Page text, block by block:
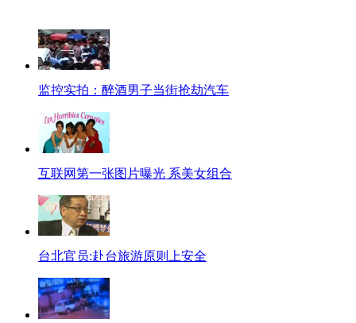
监控实拍：醉酒男子当街抢劫汽车
互联网第一张图片曝光 系美女组合
台北官员:赴台旅游原则上安全